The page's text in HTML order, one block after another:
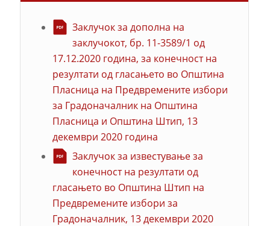
Заклучок за дополна на
заклучокот, бр. 11-3589/1 од
17.12.2020 година, за конечност на
резултати од гласањето во Општина
Пласница на Предвремените избори
за Градоначалник на Општина
Пласница и Општина Штип, 13
декември 2020 година
Заклучок за известување за
конечност на резултати од
гласањето во Општина Штип на
Предвремените избори за
Градоначалник, 13 декември 2020